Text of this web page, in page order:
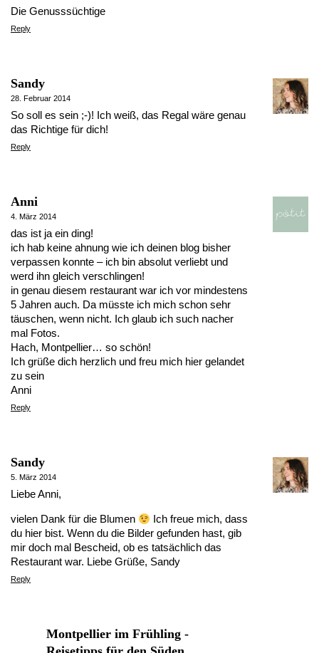
Die Genusssüchtige
Reply
Sandy
28. Februar 2014
So soll es sein ;-)! Ich weiß, das Regal wäre genau
das Richtige für dich!
Reply
Anni
4. März 2014
das ist ja ein ding!
ich hab keine ahnung wie ich deinen blog bisher
verpassen konnte – ich bin absolut verliebt und
werd ihn gleich verschlingen!
in genau diesem restaurant war ich vor mindestens
5 Jahren auch. Da müsste ich mich schon sehr
täuschen, wenn nicht. Ich glaub ich such nacher
mal Fotos.
Hach, Montpellier… so schön!
Ich grüße dich herzlich und freu mich hier gelandet
zu sein
Anni
Reply
Sandy
5. März 2014
Liebe Anni,
vielen Dank für die Blumen
Ich freue mich, dass
du hier bist. Wenn du die Bilder gefunden hast, gib
mir doch mal Bescheid, ob es tatsächlich das
Restaurant war. Liebe Grüße, Sandy
Reply
Montpellier im Frühling -